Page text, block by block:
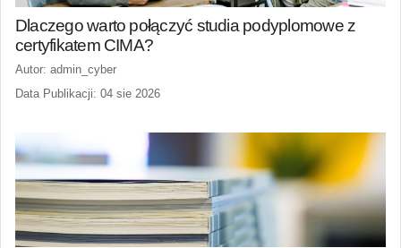
Dlaczego warto połączyć studia podyplomowe z
certyfikatem CIMA?
Autor: admin_cyber
Data Publikacji: 04 sie 2026